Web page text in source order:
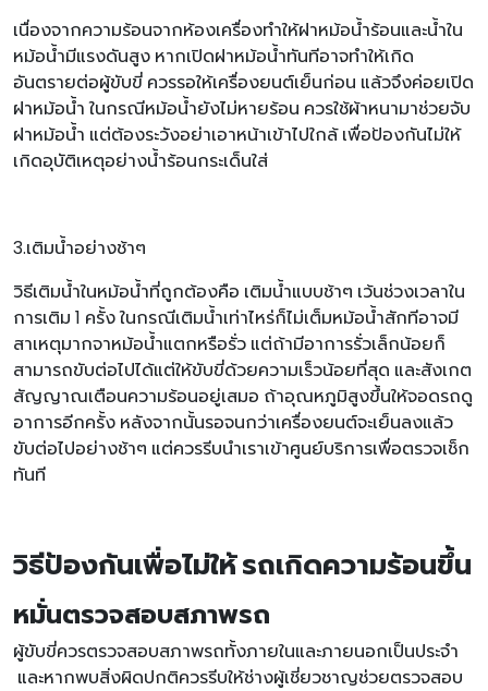
เนื่องจากความร้อนจากห้องเครื่องทำให้ฝาหม้อน้ำร้อนและน้ำใน
หม้อน้ำมีแรงดันสูง หากเปิดฝาหม้อน้ำทันทีอาจทำให้เกิด
อันตรายต่อผู้ขับขี่ ควรรอให้เครื่องยนต์เย็นก่อน แล้วจึงค่อยเปิด
ฝาหม้อน้ำ ในกรณีหม้อน้ำยังไม่หายร้อน ควรใช้ผ้าหนามาช่วยจับ
ฝาหม้อน้ำ แต่ต้องระวังอย่าเอาหน้าเข้าไปใกล้ เพื่อป้องกันไม่ให้
เกิดอุบัติเหตุอย่างน้ำร้อนกระเด็นใส่
3.เติมน้ำอย่างช้าๆ
วิธีเติมน้ำในหม้อน้ำที่ถูกต้องคือ เติมน้ำแบบช้าๆ เว้นช่วงเวลาใน
การเติม 1 ครั้ง ในกรณีเติมน้ำเท่าไหร่ก็ไม่เต็มหม้อน้ำสักทีอาจมี
สาเหตุมากจาหม้อน้ำแตกหรือรั่ว แต่ถ้ามีอาการรั่วเล็กน้อยก็
สามารถขับต่อไปได้แต่ให้ขับขี่ด้วยความเร็วน้อยที่สุด และสังเกต
สัญญาณเตือนความร้อนอยู่เสมอ ถ้าอุณหภูมิสูงขึ้นให้จอดรถดู
อาการอีกครั้ง หลังจากนั้นรอจนกว่าเครื่องยนต์จะเย็นลงแล้ว
ขับต่อไปอย่างช้าๆ แต่ควรรีบนำเราเข้าศูนย์บริการเพื่อตรวจเช็ก
ทันที
วิธีป้องกันเพื่อไม่ให้ รถเกิดความร้อนขึ้น
หมั่นตรวจสอบสภาพรถ
ผู้ขับขี่ควรตรวจสอบสภาพรถทั้งภายในและภายนอกเป็นประจำ
และหากพบสิ่งผิดปกติควรรีบให้ช่างผู้เชี่ยวชาญช่วยตรวจสอบ